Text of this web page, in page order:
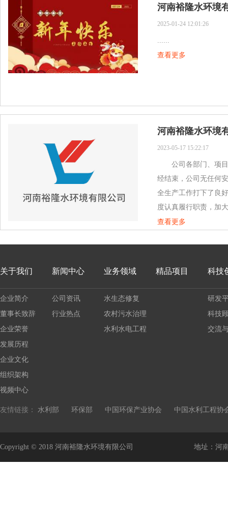
河南裕隆水环境
2025-01-24 12:01:26
......
查看更多
2023-05-17 15:22:17
公司各部门、项
经结束，公司无任何
全生产工作打下了良
度认真履行职责，加
查看更多
鄂尔多斯蒙语为“很
态环境一度恶化。习
审议时发表讲话，为
2019-11-11 09:43:02
地的河南新县秋意正
关于我们
企业简介
董事长致辞
企业荣誉
发展历程
企业文化
组织架构
视频中心
新闻中心
公司资讯
行业热点
业务领域
水生态修复
农村污水治理
水利水电工程
精品项目 科技
研发
科技
交流
友情链接： 水利部 环保部 中国环保产业协会 中国水利工程协
Copyright © 2018 河南裕隆水环境有限公司 地址：河